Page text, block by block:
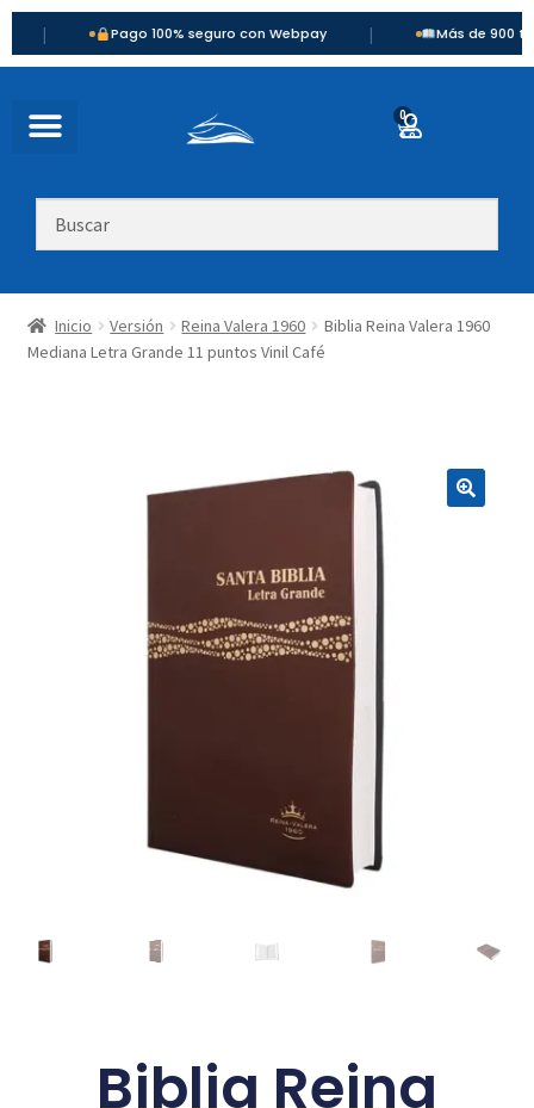
Pago 100% seguro con Webpay | Más de 900 títulos
0
Inicio Versión Reina Valera 1960
Biblia Reina Valera 1960
Mediana Letra Grande 11 puntos Vinil Café
Biblia Reina